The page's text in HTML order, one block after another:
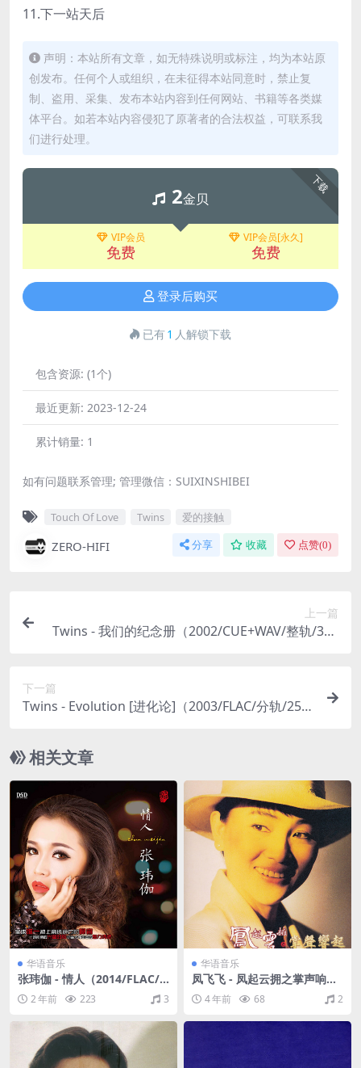
11.下一站天后
声明：本站所有文章，如无特殊说明或标注，均为本站原
创发布。任何个人或组织，在未征得本站同意时，禁止复
制、盗用、采集、发布本站内容到任何网站、书籍等各类媒
体平台。如若本站内容侵犯了原著者的合法权益，可联系我
们进行处理。
下载
2金贝
VIP会员
免费
VIP会员[永久]
免费
登录后购买
已有1 人解锁下载
包含资源: (1个)
最近更新: 2023-12-24
累计销量: 1
如有问题联系管理; 管理微信：SUIXINSHIBEI
Touch Of Love Twins 爱的接触
ZERO-HIFI 分享 收藏 点赞(0)
上一篇
Twins - 我们的纪念册（2002/CUE+WAV/整轨/376
下一篇
Twins - Evolution [进化论]（2003/FLAC/分轨/253
相关文章
华语音乐
张玮伽 - 情人（2014/FLAC/
分轨/342M）
2 年前 223 3
华语音乐
凤飞飞 - 凤起云拥之掌声响起
1986 (2004复刻版) [WAV+CU
E/整轨/746M]
4 年前 68 2